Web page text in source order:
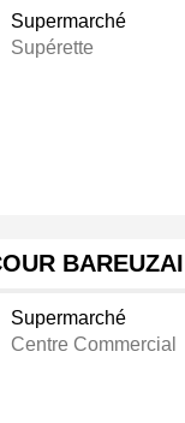
Supermarché
Supérette
BAREUZAI
Supermarché
Centre Commercial